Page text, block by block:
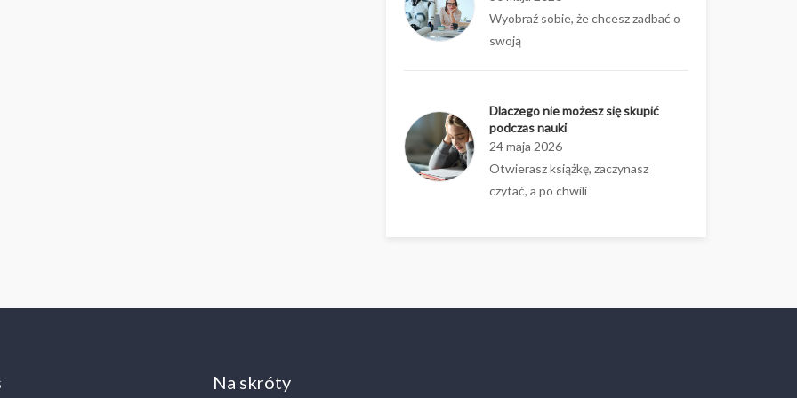
Wyobraź sobie, że chcesz zadbać o
swoją
Dlaczego nie możesz się skupić
podczas nauki
24 maja 2026
Otwierasz książkę, zaczynasz
czytać, a po chwili
Na skróty